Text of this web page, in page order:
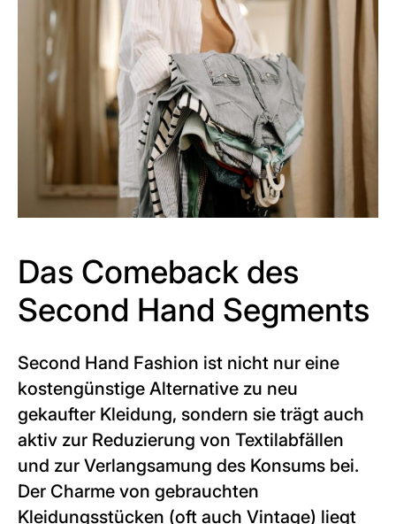
Das Comeback des
Second Hand Segments
Second Hand Fashion ist nicht nur eine
kostengünstige Alternative zu neu
gekaufter Kleidung, sondern sie trägt auch
aktiv zur Reduzierung von Textilabfällen
und zur Verlangsamung des Konsums bei.
Der Charme von gebrauchten
Kleidungsstücken (oft auch Vintage) liegt